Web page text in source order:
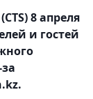
8 апреля
и гостей